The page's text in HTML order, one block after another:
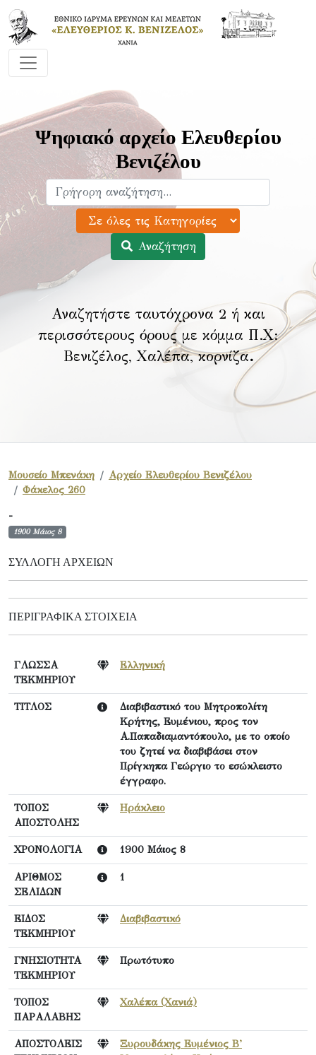
Ψηφιακό αρχείο Ελευθερίου
Βενιζέλου
Αναζήτηση
Αναζητήστε ταυτόχρονα 2 ή και
περισσότερους όρους με κόμμα Π.Χ:
Βενιζέλος, Χαλέπα, κορνίζα.
Μουσείο Μπενάκη
Αρχείο Ελευθερίου Βενιζέλου
Φάκελος 260
-
1900 Μάιος 8
ΣΥΛΛΟΓΉ ΑΡΧΕΊΩΝ
ΠΕΡΙΓΡΑΦΙΚΆ ΣΤΟΙΧΕΊΑ
ΓΛΩΣΣΑ
ΤΕΚΜΗΡΙΟΥ
Ελληνική
ΤΙΤΛΟΣ
Διαβιβαστικό του Μητροπολίτη
Κρήτης, Ευμένιου, προς τον
Α.Παπαδιαμαντόπουλο, με το οποίο
του ζητεί να διαβιβάσει στον
Πρίγκηπα Γεώργιο το εσώκλειστο
έγγραφο.
ΤΟΠΟΣ
ΑΠΟΣΤΟΛΗΣ
Ηράκλειο
ΧΡΟΝΟΛΟΓΙΑ 1900 Μάιος 8
ΑΡΙΘΜΟΣ
ΣΕΛΙΔΩΝ
1
ΕΙΔΟΣ
ΤΕΚΜΗΡΙΟΥ
Διαβιβαστικό
ΓΝΗΣΙΟΤΗΤΑ
ΤΕΚΜΗΡΙΟΥ
Πρωτότυπο
ΤΟΠΟΣ
ΠΑΡΑΛΑΒΗΣ
Χαλέπα (Χανιά)
ΑΠΟΣΤΟΛΕΙΣ
Ξυρουδάκης Ευμένιος Β'